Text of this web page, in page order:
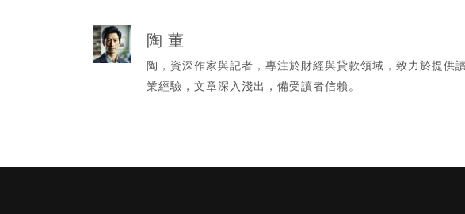
陶 董
陶，資深作家與記者，專注於財經與貸款領域，致力於提供
業經驗，文章深入淺出，備受讀者信賴。